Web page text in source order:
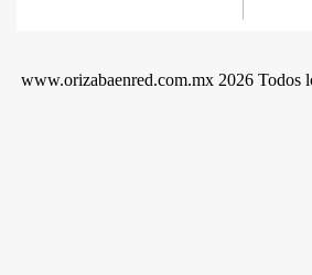
www.orizabaenred.com.mx 2026 Todos